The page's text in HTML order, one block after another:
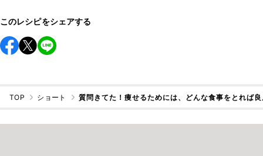
このレシピをシェアする
TOP ショート 質問きてた！痩せるためには、どんな食事をとれば